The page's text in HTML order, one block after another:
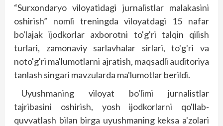
“Surxondaryo viloyatidagi jurnalistlar malakasini
oshirish” nomli treningda viloyatdagi 15 nafar
bo'lajak ijodkorlar axborotni to'g'ri talqin qilish
turlari, zamonaviy sarlavhalar sirlari, to'g'ri va
noto'g'ri ma'lumotlarni ajratish, maqsadli auditoriya
tanlash singari mavzularda ma'lumotlar berildi.
Uyushmaning viloyat bo'limi jurnalistlar
tajribasini oshirish, yosh ijodkorlarni qo'llab-
quvvatlash bilan birga uyushmaning keksa a'zolari